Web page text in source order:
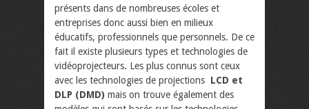
présents dans de nombreuses écoles et
entreprises donc aussi bien en milieux
éducatifs, professionnels que personnels. De ce
fait il existe plusieurs types et technologies de
vidéoprojecteurs. Les plus connus sont ceux
avec les technologies de projections LCD et
DLP (DMD) mais on trouve également des